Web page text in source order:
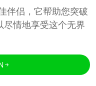
伴侣，它帮助您突破
情地享受这个无界